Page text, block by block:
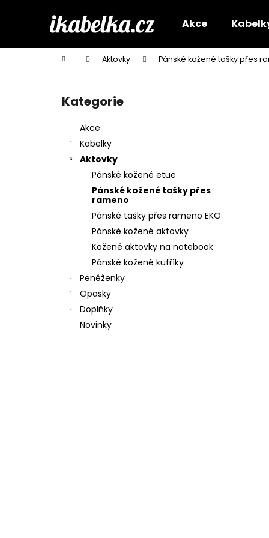
Akce
Domů Aktovky Pánské kožené tašky přes
Přeskočit
kategorie
Kategorie
Akce
Kabelky
Aktovky
Pánské kožené etue
Pánské kožené tašky přes
rameno
Pánské tašky přes rameno EKO
Pánské kožené aktovky
Kožené aktovky na notebook
Pánské kožené kufříky
Peněženky
Opasky
Doplňky
Novinky
í
Zpět
do
Zpět
do